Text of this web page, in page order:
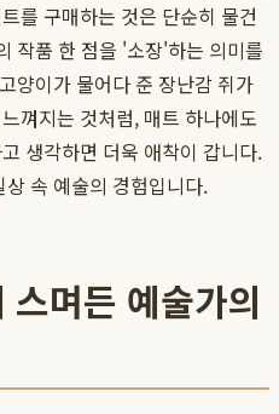
를 구매하는 것은 단순히 물건
작품 한 점을 '소장'하는 의미를
양이가 물어다 준 장난감 쥐가
껴지는 것처럼, 매트 하나에도
생각하면 더욱 애착이 갑니다.
속 예술의 경험입니다.
며든 예술가의